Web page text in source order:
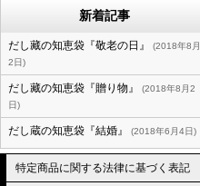
新着記事
だし藏の知恵袋『敬老の日』
2018年8月
2日
だし藏の知恵袋『贈り物』
2018年8月2
日
だし蔵の知恵袋『結婚』 2018年6月4日
特定商品に関する法律に基づく表記